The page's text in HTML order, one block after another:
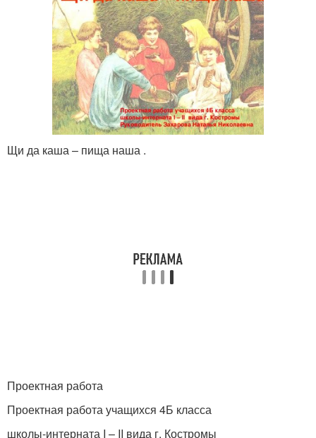
Щи да каша – пища наша .
Проектная работа
Проектная работа учащихся 4Б класса
школы-интерната I – II вида г. Костромы